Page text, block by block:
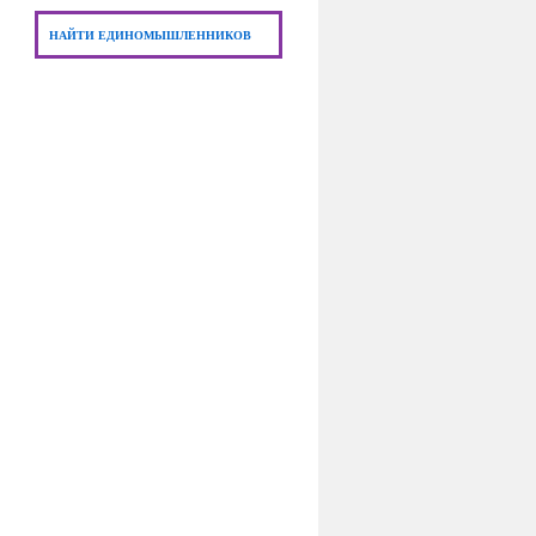
НАЙТИ ЕДИНОМЫШЛЕННИКОВ